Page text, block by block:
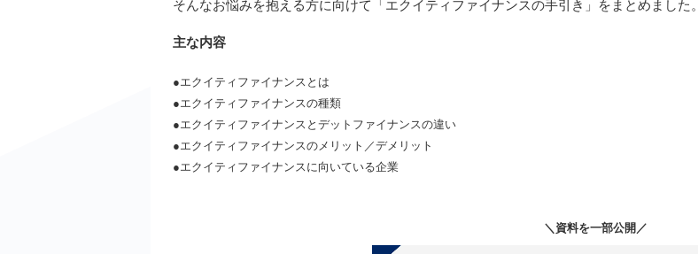
そんなお悩みを抱える方に向けて「エクイティファイナンスの手引き」をまとめました。
主な内容
●エクイティファイナンスとは
●エクイティファイナンスの種類
●エクイティファイナンスとデットファイナンスの違い
●エクイティファイナンスのメリット／デメリット
●エクイティファイナンスに向いている企業
＼資料を一部公開／